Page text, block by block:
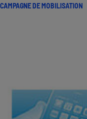
CAMPAGNE DE MOBILISATION